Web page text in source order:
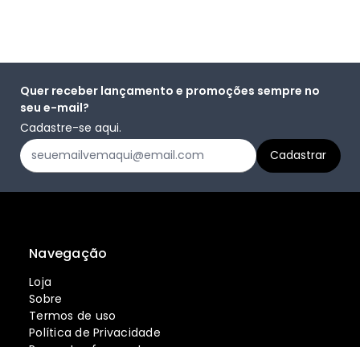
Quer receber lançamento e promoções sempre no
seu e-mail?
Cadastre-se aqui.
Navegação
Loja
Sobre
Termos de uso
Política de Privacidade